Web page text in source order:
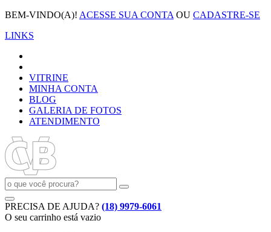
BEM-VINDO(A)! ACESSE SUA CONTA OU CADASTRE-SE
LINKS
VITRINE
MINHA CONTA
BLOG
GALERIA DE FOTOS
ATENDIMENTO
PRECISA DE AJUDA? (18) 9979-6061
O seu carrinho está vazio